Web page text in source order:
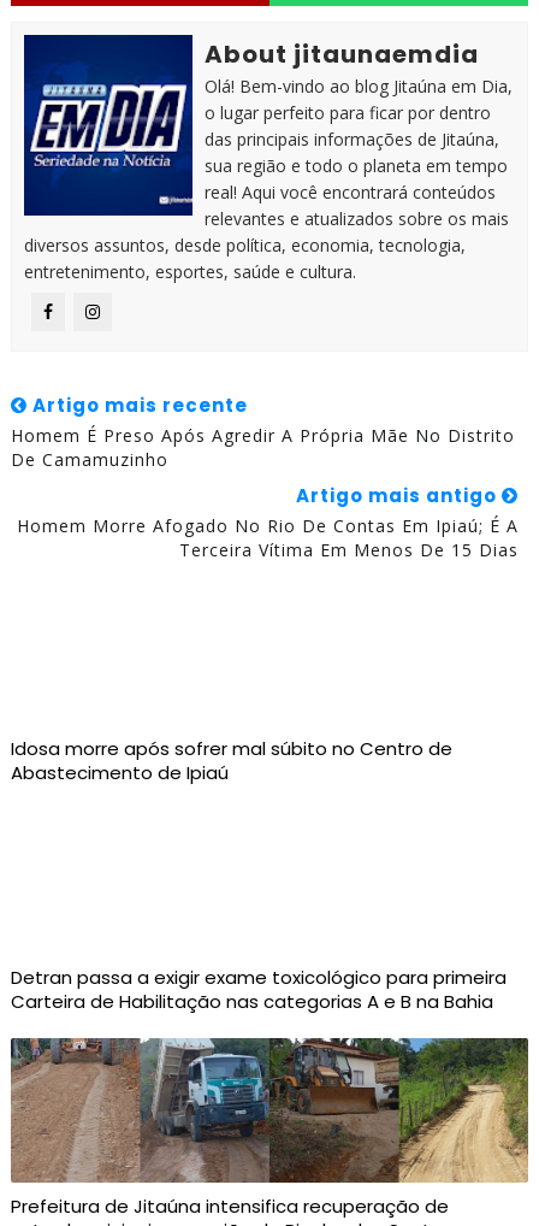
About jitaunaemdia
Olá! Bem-vindo ao blog Jitaúna em Dia,
o lugar perfeito para ficar por dentro
das principais informações de Jitaúna,
sua região e todo o planeta em tempo
real! Aqui você encontrará conteúdos
relevantes e atualizados sobre os mais
diversos assuntos, desde política, economia, tecnologia,
entretenimento, esportes, saúde e cultura.
Artigo mais recente
Homem É Preso Após Agredir A Própria Mãe No Distrito
De Camamuzinho
Artigo mais antigo
Homem Morre Afogado No Rio De Contas Em Ipiaú; É A
Terceira Vítima Em Menos De 15 Dias
Idosa morre após sofrer mal súbito no Centro de
Abastecimento de Ipiaú
Detran passa a exigir exame toxicológico para primeira
Carteira de Habilitação nas categorias A e B na Bahia
Prefeitura de Jitaúna intensifica recuperação de